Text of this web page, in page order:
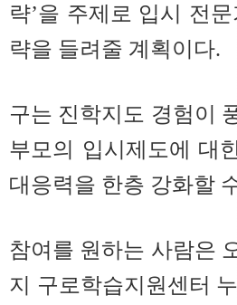
략’을 주제로 입시 전
략을 들려줄 계획이다.
구는 진학지도 경험이
부모의 입시제도에 대
대응력을 한층 강화할
참여를 원하는 사람은
지 구로학습지원센터